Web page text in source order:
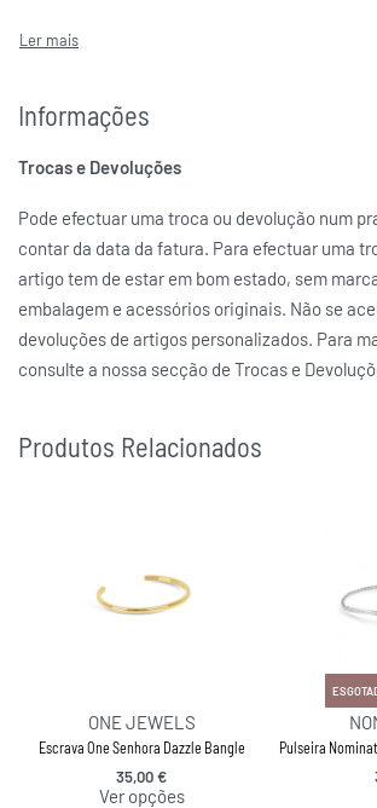
Informações
Trocas e Devoluções
Pode efectuar uma troca ou devolução num
contar da data da fatura. Para efectuar uma
artigo tem de estar em bom estado, sem
embalagem e acessórios originais. Não se
devoluções de artigos personalizados. Para
consulte a nossa secção de Trocas e
Produtos Relacionados
ONE JEWELS
Escrava One Senhora Dazzle Bangle
35,00€
Ver opções
Pulseira